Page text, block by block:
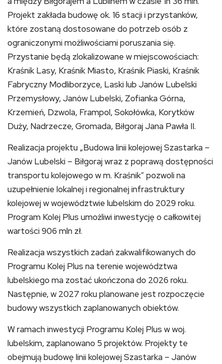
Projekt zakłada budowę ok. 16 stacji i przystanków,
które zostaną dostosowane do potrzeb osób z
ograniczonymi możliwościami poruszania się.
Przystanie będą zlokalizowane w miejscowościach:
Kraśnik Lasy, Kraśnik Miasto, Kraśnik Piaski, Kraśnik
Fabryczny Modliborzyce, Laski lub Janów Lubelski
Przemysłowy, Janów Lubelski, Zofianka Górna,
Krzemień, Dzwola, Frampol, Sokołówka, Korytków
Duży, Nadrzecze, Gromada, Biłgoraj Jana Pawła II.
Realizacja projektu „Budowa linii kolejowej Szastarka –
Janów Lubelski – Biłgoraj wraz z poprawą dostępności
transportu kolejowego w m. Kraśnik” pozwoli na
uzupełnienie lokalnej i regionalnej infrastruktury
kolejowej w województwie lubelskim do 2029 roku.
Program Kolej Plus umożliwi inwestycję o całkowitej
wartości 906 mln zł.
Realizacja wszystkich zadań zakwalifikowanych do
Programu Kolej Plus na terenie województwa
lubelskiego ma zostać ukończona do 2026 roku.
Następnie, w 2027 roku planowane jest rozpoczęcie
budowy wszystkich zaplanowanych obiektów.
W ramach inwestycji Programu Kolej Plus w woj.
lubelskim, zaplanowano 5 projektów. Projekty te
obejmują budowę linii kolejowej Szastarka – Janów